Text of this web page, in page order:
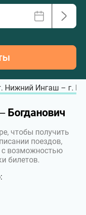
Нижний Ингаш – г.
чтобы получить
поездов,
с возможностью
билетов.